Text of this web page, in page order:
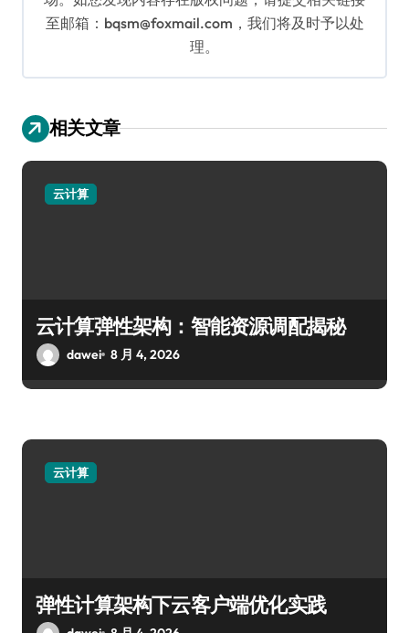
至邮箱：bqsm@foxmail.com，我们将及时予以处
理。
相关文章
云计算
云计算弹性架构：智能资源调配揭秘
dawei 8 月 4, 2026
云计算
弹性计算架构下云客户端优化实践